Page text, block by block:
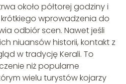
około półtorej godziny i
wprowadzenia do
odbiór scen. Nawet jeśli
niuansów historii, kontakt z
w tradycję Kerali. To
niż popularne
wielu turystów kojarzy